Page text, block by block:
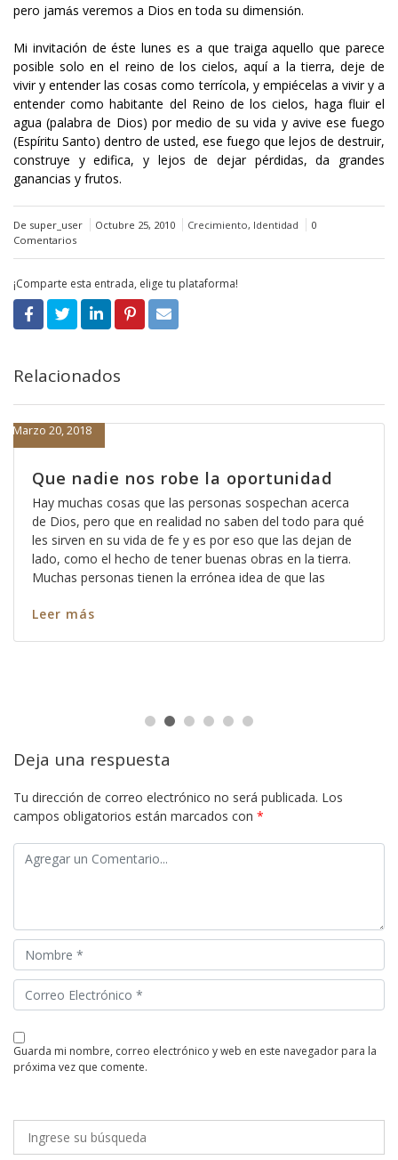
pero jamás veremos a Dios en toda su dimensión.
Mi invitación de éste lunes es a que traiga aquello que parece
posible solo en el reino de los cielos, aquí a la tierra, deje de
vivir y entender las cosas como terrícola, y empiécelas a vivir y a
entender como habitante del Reino de los cielos, haga fluir el
agua (palabra de Dios) por medio de su vida y avive ese fuego
(Espíritu Santo) dentro de usted, ese fuego que lejos de destruir,
construye y edifica, y lejos de dejar pérdidas, da grandes
ganancias y frutos.
De super_user Octubre 25, 2010 Crecimiento, Identidad
0
Comentarios
¡Comparte esta entrada, elige tu plataforma!
Relacionados
Que nadie nos robe la oportunidad
Marzo 20, 2018
Hay muchas cosas que las personas sospechan acerca
de Dios, pero que en realidad no saben del todo para qué
les sirven en su vida de fe y es por eso que las dejan de
lado, como el hecho de tener buenas obras en la tierra.
Muchas personas tienen la errónea idea de que las
Leer más
Deja una respuesta
Tu dirección de correo electrónico no será publicada. Los
campos obligatorios están marcados con *
guarda mi nombre, correo electrónico y web en este navegador para la
próxima vez que comente.